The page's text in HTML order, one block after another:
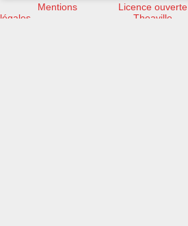
Mentions
légales
Licence ouverte
Theaville